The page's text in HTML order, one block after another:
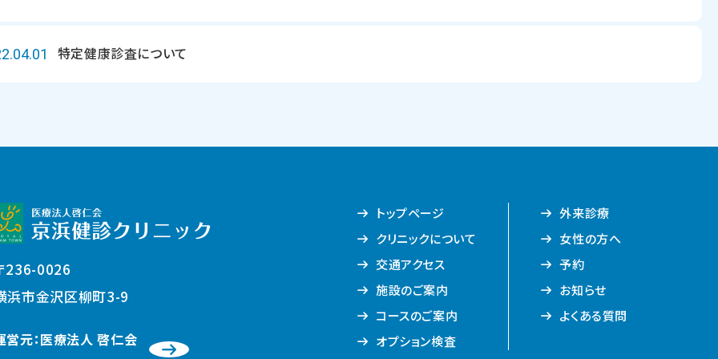
特定健康診査について
236-0026
浜市金沢区柳町3-9
営元：医療法人 啓仁会
トップページ
クリニックについて
交通アクセス
施設のご案内
コースのご案内
オプション検査
外来診療
女性の方へ
予約
お知らせ
よくある質問